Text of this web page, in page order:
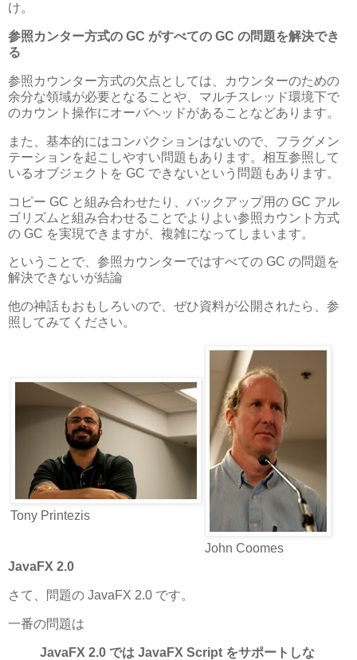
け。
参照カンター方式の GC がすべての GC の問題を解決でき
る
参照カウンター方式の欠点としては、カウンターのための
余分な領域が必要となることや、マルチスレッド環境下で
のカウント操作にオーバヘッドがあることなどあります。
また、基本的にはコンパクションはないので、フラグメン
テーションを起こしやすい問題もあります。相互参照して
いるオブジェクトを GC できないという問題もあります。
コピー GC と組み合わせたり、バックアップ用の GC アル
ゴリズムと組み合わせることでよりよい参照カウント方式
の GC を実現できますが、複雑になってしまいます。
ということで、参照カウンターではすべての GC の問題を
解決できないが結論
他の神話もおもしろいので、ぜひ資料が公開されたら、参
照してみてください。
Tony Printezis
John Coomes
JavaFX 2.0
さて、問題の JavaFX 2.0 です。
一番の問題は
JavaFX 2.0 では JavaFX Script をサポートしな